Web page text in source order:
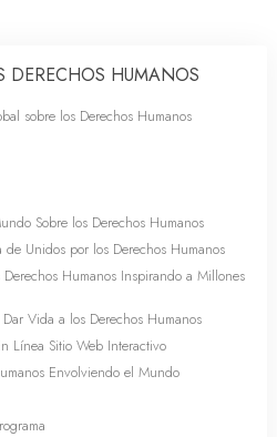
DERECHOS HUMANOS
sobre los Derechos Humanos
Sobre los Derechos Humanos
Unidos por los Derechos Humanos
Humanos Inspirando a Millones
Vida a los Derechos Humanos
Línea Sitio Web Interactivo
Envolviendo el Mundo